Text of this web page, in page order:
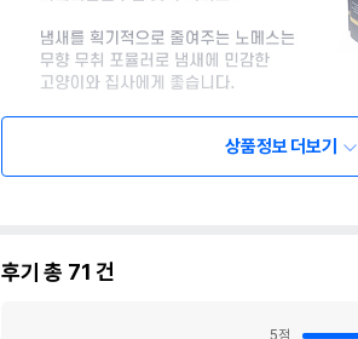
상품정보 더보기
후기 총 71 건
5점